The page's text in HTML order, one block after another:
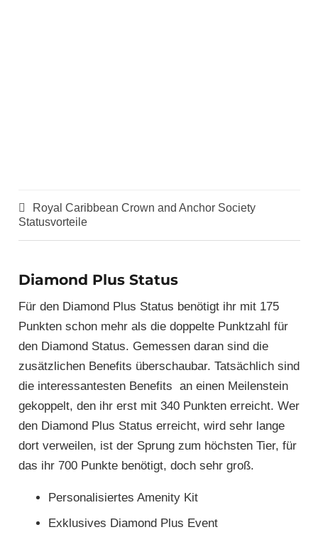
Royal Caribbean Crown and Anchor Society
Statusvorteile
Diamond Plus Status
Für den Diamond Plus Status benötigt ihr mit 175
Punkten schon mehr als die doppelte Punktzahl für
den Diamond Status. Gemessen daran sind die
zusätzlichen Benefits überschaubar. Tatsächlich sind
die interessantesten Benefits an einen Meilenstein
gekoppelt, den ihr erst mit 340 Punkten erreicht. Wer
den Diamond Plus Status erreicht, wird sehr lange
dort verweilen, ist der Sprung zum höchsten Tier, für
das ihr 700 Punkte benötigt, doch sehr groß.
Personalisiertes Amenity Kit
Exklusives Diamond Plus Event